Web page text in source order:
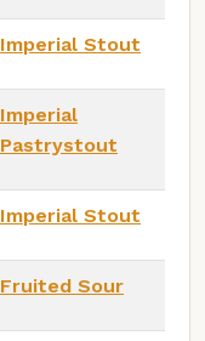
Imperial Stout
Imperial
Pastrystout
Imperial Stout
Fruited Sour